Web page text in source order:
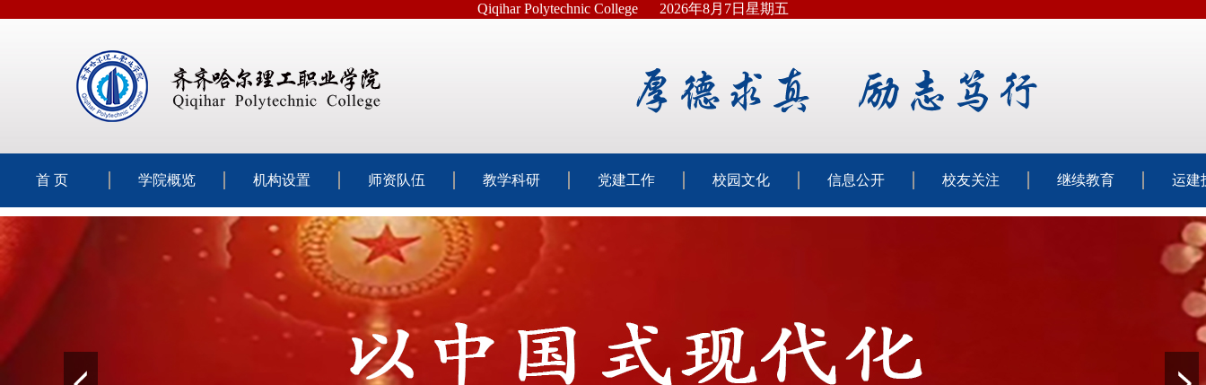
Qiqihar Polytechnic College 2026年8月7日星期五
首 页 学院概览 机构设置 师资队伍 教学科研 党建工作 校园文化 信息公开 校友关注 继续教育 运建